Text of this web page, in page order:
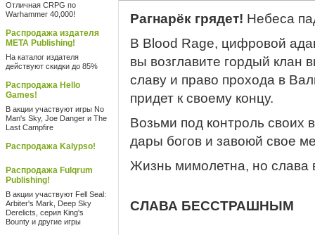
Отличная CRPG по
Warhammer 40,000!
Распродажа издателя
META Publishing!
На каталог издателя
действуют скидки до 85%
Распродажа Hello
Games!
В акции участвуют игры No
Man's Sky, Joe Danger и The
Last Campfire
Распродажа Kalypso!
Распродажа Fulqrum
Publishing!
В акции участвуют Fell Seal:
Arbiter's Mark, Deep Sky
Derelicts, серия King's
Bounty и другие игры
Рагнарёк грядет! Небеса
В Blood Rage, цифровой
вы возглавите гордый клан
славу и право прохода в
придет к своему концу.
Возьми под контроль своих
дары богов и завоюй свое
Жизнь мимолетна, но слава
СЛАВА БЕССТРАШНЫМ